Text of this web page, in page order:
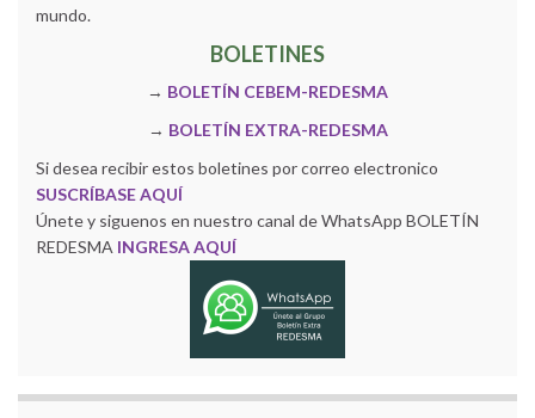
mundo.
BOLETINES
→ BOLETÍN CEBEM-REDESMA
→ BOLETÍN EXTRA-REDESMA
Si desea recibir estos boletines por correo electronico
SUSCRÍBASE AQUÍ
Únete y siguenos en nuestro canal de WhatsApp BOLETÍN
REDESMA INGRESA AQUÍ